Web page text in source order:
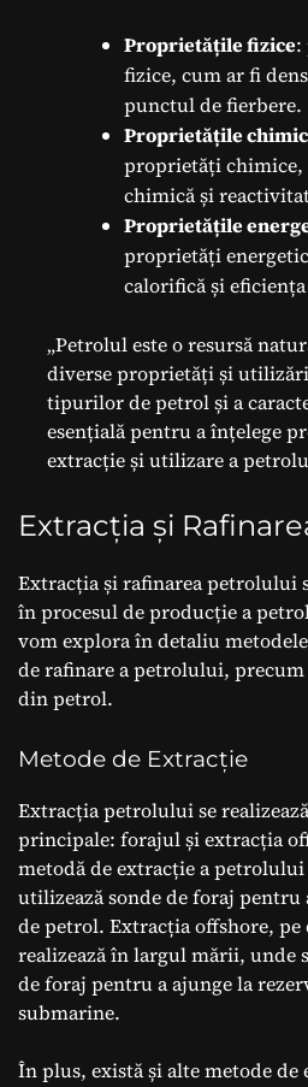
Proprietățile fizice:
fizice, cum ar fi
punctul de fierbere.
Proprietățile
proprietăți
chimică și
Proprietățile
proprietăți
calorifică și
„Petrolul este o resursă
diverse proprietăți și
tipurilor de petrol și a
esențială pentru a înțelege
extracție și utilizare a
Extracția și
Extracția și rafinarea petrolului
în procesul de producție a
vom explora în detaliu
de rafinare a petrolului,
din petrol.
Metode de Extracție
Extracția petrolului se
principale: forajul și extracția
metodă de extracție a petrolului
utilizează sonde de foraj pentru
de petrol. Extracția offshore, pe
realizează în largul mării, unde
de foraj pentru a ajunge la
submarine.
În plus, există și alte metode